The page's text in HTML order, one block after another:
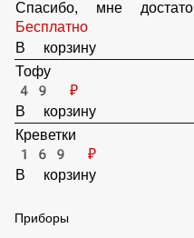
Спасибо, мне
Бесплатно
В корзину
Тофу
49 ₽
В корзину
Креветки
169 ₽